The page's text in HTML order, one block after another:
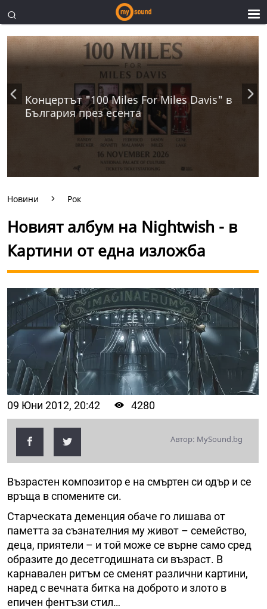
Концертът "100 Miles For Miles Davis" в
България през есента
Новини Рок
Новият албум на Nightwish - в
Картини от една изложба
09 Юни 2012, 20:42 4280
Автор: MySound.bg
Възрастен композитор е на смъртен си одър и се
връща в спомените си.
Старческата деменция обаче го лишава от
паметта за съзнателния му живот – семейство,
деца, приятели – и той може се върне само сред
образите до десетгодишната си възраст. В
карнавален ритъм се сменят различни картини,
наред с вечната битка на доброто и злото в
епичен фентъзи стил…